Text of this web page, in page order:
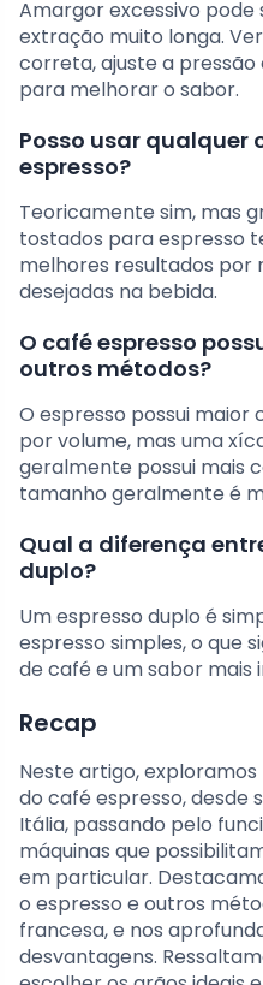
Amargor excessivo
extração muito longa.
correta, ajuste a
para melhorar o sabor.
Posso usar qualquer
espresso?
Teoricamente sim, mas
tostados para espresso
melhores resultados
desejadas na bebida.
O café espresso
outros métodos?
O espresso possui
por volume, mas uma
geralmente possui mais
tamanho geralmente é
Qual a diferença
duplo?
Um espresso duplo é
espresso simples, o que
de café e um sabor mais
Recap
Neste artigo,
do café espresso, desde
Itália, passando pelo
máquinas que
em particular.
o espresso e outros
francesa, e nos
desvantagens.